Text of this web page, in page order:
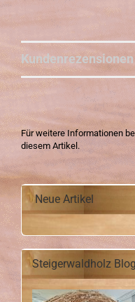
Kundenrezensionen
Für weitere Informationen
diesem Artikel.
Neue Artikel
Steigerwaldholz Blog